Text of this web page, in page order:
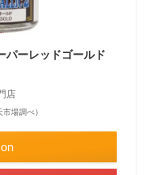
パーレッドゴールド
店
場調べ）